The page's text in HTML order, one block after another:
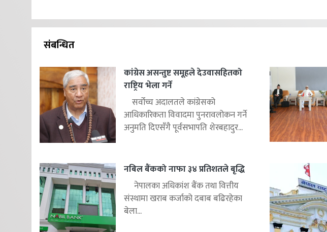
संबन्धित
कांग्रेस असन्तुष्ट समूहले देउवासहितको
राष्ट्रिय भेला गर्ने
सर्वोच्च अदालतले कांग्रेसको
आधिकारिकता विवादमा पुनरावलोकन गर्ने
अनुमति दिएसँगै पूर्वसभापति शेरबहादुर...
नबिल बैंकको नाफा ३४ प्रतिशतले बृद्धि
नेपालका अधिकांश बैंक तथा वित्तीय
संस्थामा खराब कर्जाको दबाब बढिरहेका
बेला...